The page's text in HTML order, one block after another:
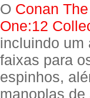
O Conan
One:12
incluindo um
faixas para
espinhos,
manoplas